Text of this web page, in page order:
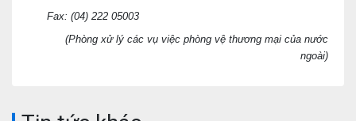
Fax: (04) 222 05003
(Phòng xử lý các vụ việc phòng vệ thương mại của nước
ngoài)